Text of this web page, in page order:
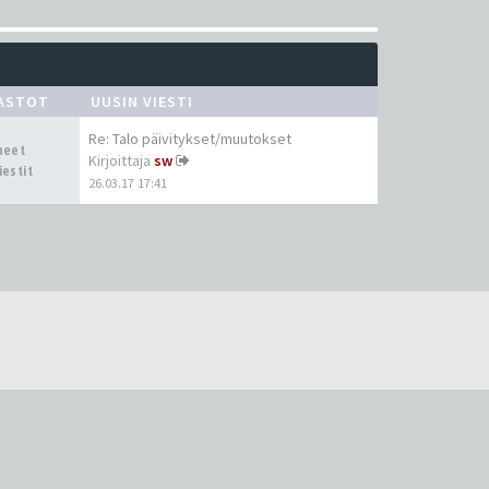
UUSIN VIESTI
Re: Talo päivitykset/muutokset
Kirjoittaja sw
26.03.17 17:41